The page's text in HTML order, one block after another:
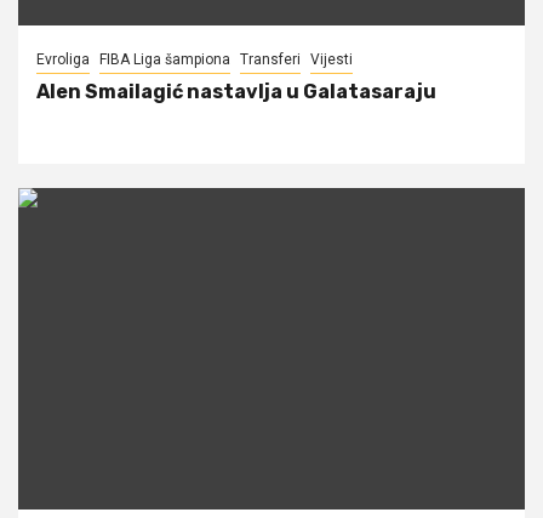
Evroliga FIBA Liga šampiona Transferi Vijesti
Alen Smailagić nastavlja u Galatasaraju